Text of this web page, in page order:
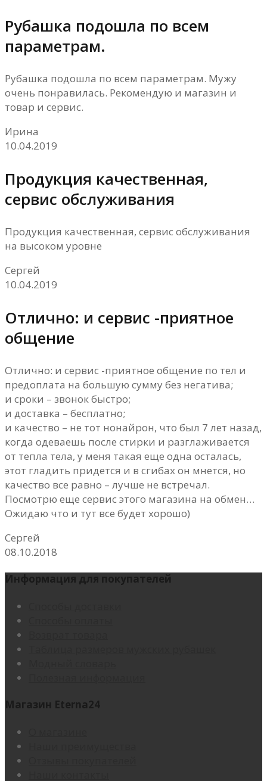
Рубашка подошла по всем
параметрам.
Рубашка подошла по всем параметрам. Мужу
очень понравилась. Рекомендую и магазин и
товар и сервис.
Ирина
10.04.2019
Продукция качественная,
сервис обслуживания
Продукция качественная, сервис обслуживания
на высоком уровне
Сергей
10.04.2019
Отлично: и сервис -приятное
общение
Отлично: и сервис -приятное общение по тел и
предоплата на большую сумму без негатива;
и сроки – звонок быстро;
и доставка – бесплатно;
и качество – не тот нонайрон, что был 7 лет назад,
когда одеваешь после стирки и разглаживается
от тепла тела, у меня такая еще одна осталась,
этот гладить придется и в сгибах он мнется, но
качество все равно – лучше не встречал.
Посмотрю еще сервис этого магазина на обмен…
Ожидаю что и тут все будет хорошо)
Сергей
08.10.2018
Информация для покупателей
Магазин Eterna24